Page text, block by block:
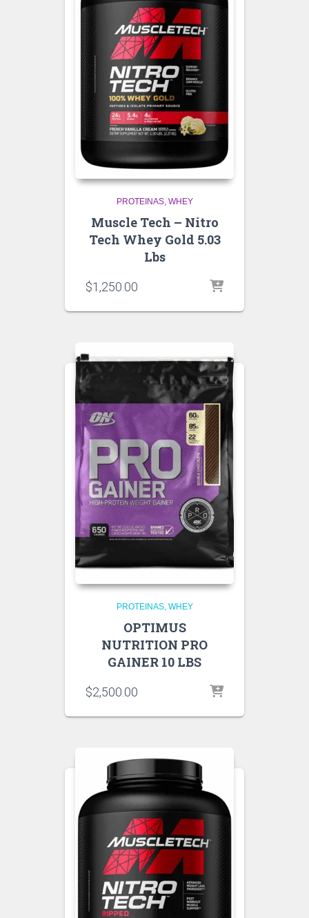
PROTEINAS WHEY
Muscle Tech – Nitro
Tech Whey Gold 5.03
Lbs
$1,250.00
PROTEINAS WHEY
OPTIMUS
NUTRITION PRO
GAINER 10 LBS
$2,500.00